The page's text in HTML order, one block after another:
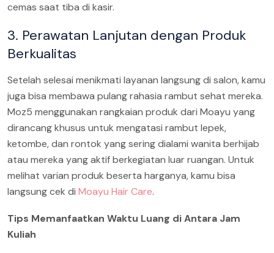
cemas saat tiba di kasir.
3. Perawatan Lanjutan dengan Produk
Berkualitas
Setelah selesai menikmati layanan langsung di salon, kamu
juga bisa membawa pulang rahasia rambut sehat mereka.
Moz5 menggunakan rangkaian produk dari Moayu yang
dirancang khusus untuk mengatasi rambut lepek,
ketombe, dan rontok yang sering dialami wanita berhijab
atau mereka yang aktif berkegiatan luar ruangan. Untuk
melihat varian produk beserta harganya, kamu bisa
langsung cek di Moayu Hair Care.
Tips Memanfaatkan Waktu Luang di Antara Jam
Kuliah